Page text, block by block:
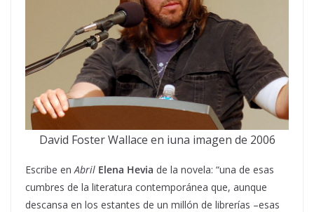
David Foster Wallace en iuna imagen de 2006
Escribe enAbril Elena Hevia de la novela: “una de esas
cumbres de la literatura contemporánea que, aunque
descansa en los estantes de un millón de librerías –esas